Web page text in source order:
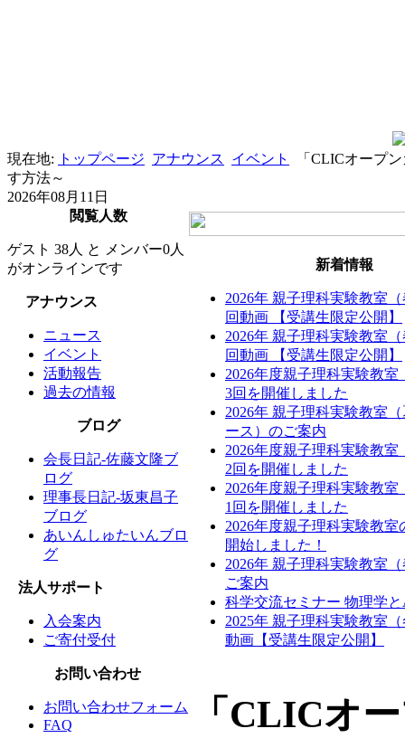
現在地: トップページ アナウンス イベント
「CLICオープ
す方法～
2026年08月11日
閲覧人数
ゲスト 38人 と メンバー0人
がオンラインです
アナウンス
ニュース
イベント
活動報告
過去の情報
ブログ
会長日記-佐藤文隆ブ
ログ
理事長日記-坂東昌子
ブログ
あいんしゅたいんブロ
グ
法人サポート
入会案内
ご寄付受付
お問い合わせ
お問い合わせフォーム
FAQ
新着情報
2026年 親子理科実験教室
回動画 【受講生限定公開】
2026年 親子理科実験教室
回動画 【受講生限定公開】
2026年度親子理科実験教室
3回を開催しました
2026年 親子理科実験教室
ース）のご案内
2026年度親子理科実験教室
2回を開催しました
2026年度親子理科実験教室
1回を開催しました
2026年度親子理科実験教室
開始しました！
2026年 親子理科実験教室
ご案内
科学交流セミナー 物理学
2025年 親子理科実験教室
動画【受講生限定公開】
「CLICオ